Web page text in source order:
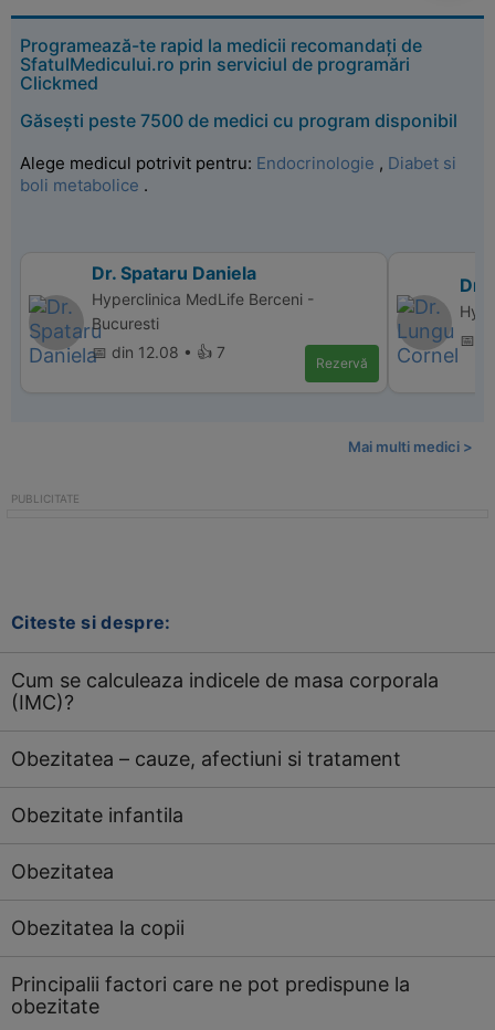
Programează-te rapid la medicii recomandați de
SfatulMedicului.ro prin serviciul de programări
Clickmed
Găsești peste 7500 de medici cu program disponibil
Alege medicul potrivit pentru: Endocrinologie , Diabet si
boli metabolice .
Dr. Spataru Daniela
Hyperclinica MedLife Berceni -
Bucuresti
📅 din 12.08 • 👍 7
Rezervă
Dr.
📅
Mai multi medici >
Citeste si despre:
Cum se calculeaza indicele de masa corporala
(IMC)?
Obezitatea – cauze, afectiuni si tratament
Obezitate infantila
Obezitatea
Obezitatea la copii
Principalii factori care ne pot predispune la
obezitate